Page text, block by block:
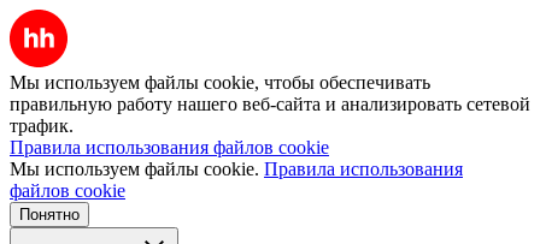
Мы используем файлы cookie, чтобы обеспечивать
правильную работу нашего веб-сайта и анализировать сетевой
трафик.
Правила использования файлов cookie
Мы используем файлы cookie. Правила использования
файлов cookie
Понятно